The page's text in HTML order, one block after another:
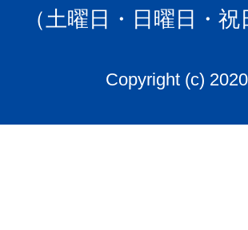
（土曜日・日曜日・
Copyright (c)